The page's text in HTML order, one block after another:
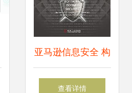
亚马逊信息安全 构
筑坚不可摧的云上
查看详情